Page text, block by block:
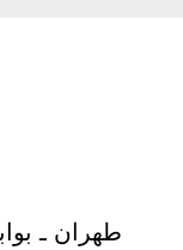
طهران ـ